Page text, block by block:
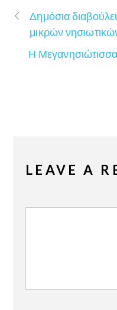
Δημόσια
μικρών
Η
LEAVE A